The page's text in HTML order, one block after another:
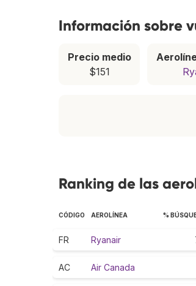
Información sobre
Precio medio
$151
Ranking de las
CÓDIGO AEROLÍNEA %
FR Ryanair
AC Air Canada